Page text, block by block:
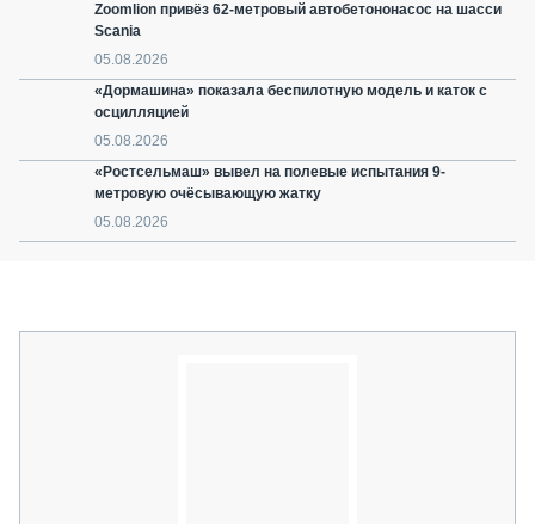
Zoomlion привёз 62-метровый автобетононасос на шасси
Scania
05.08.2026
«Дормашина» показала беспилотную модель и каток с
осцилляцией
05.08.2026
«Ростсельмаш» вывел на полевые испытания 9-
метровую очёсывающую жатку
05.08.2026